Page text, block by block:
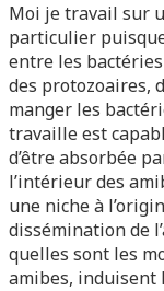
Moi je travail sur
particulier
entre les
des protozoaires,
manger les
travaille est
d’être absorbée
l’intérieur des
une niche à
dissémination de
quelles sont les
amibes, induisent